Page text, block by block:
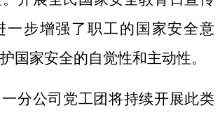
一步增强了职工的国家安全意
国家安全的自觉性和主动性。
分公司党工团将持续开展此类